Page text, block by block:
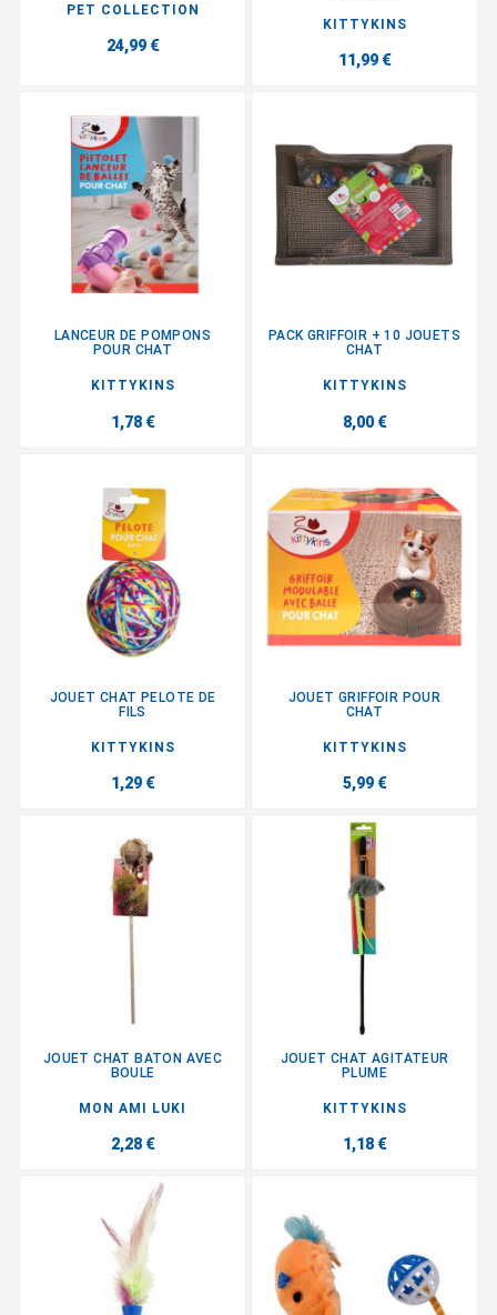
PET COLLECTION
24,99 €
KITTYKINS
11,99 €
LANCEUR DE POMPONS
POUR CHAT
KITTYKINS
1,78 €
PACK GRIFFOIR + 10 JOUETS
CHAT
KITTYKINS
8,00 €
JOUET CHAT PELOTE DE
FILS
KITTYKINS
1,29 €
JOUET GRIFFOIR POUR
CHAT
KITTYKINS
5,99 €
JOUET CHAT BATON AVEC
BOULE
MON AMI LUKI
2,28 €
JOUET CHAT AGITATEUR
PLUME
KITTYKINS
1,18 €